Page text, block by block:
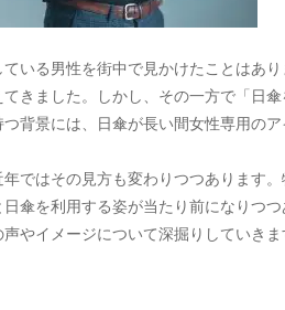
ている男性を街中で見かけたことはあ
てきました。しかし、その一方で「日
つ背景には、日傘が長い間女性専用の
年ではその見方も変わりつつあります
日傘を利用する姿が当たり前になりつ
やイメージについて深掘りしていきま